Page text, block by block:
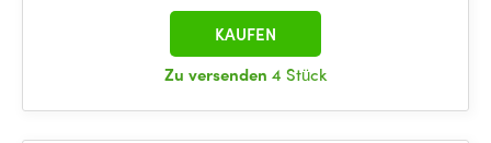
Zu versenden 4 Stück
KAUFEN